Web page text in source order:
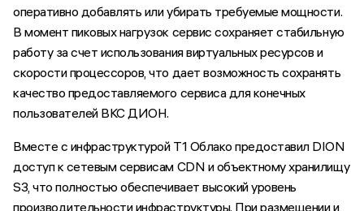
оперативно добавлять или убирать требуемые мощности.
В момент пиковых нагрузок сервис сохраняет стабильную
работу за счет использования виртуальных ресурсов и
скорости процессоров, что дает возможность сохранять
качество предоставляемого сервиса для конечных
пользователей ВКС ДИОН.
Вместе с инфраструктурой T1 Облако предоставил DION
доступ к сетевым сервисам CDN и объектному хранилищу
S3, что полностью обеспечивает высокий уровень
производительности инфраструктуры. При размещении и